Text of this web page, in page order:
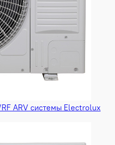
ARV системы Electrolux